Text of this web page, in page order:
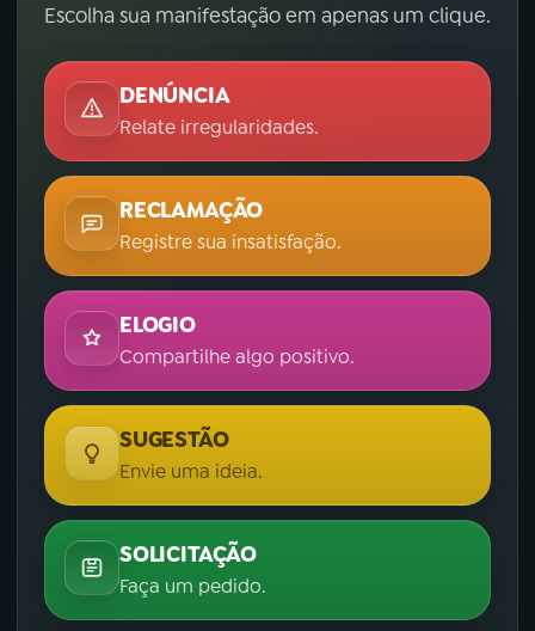
Escolha sua manifestação em apenas um clique.
DENÚNCIA
Relate irregularidades.
RECLAMAÇÃO
Registre sua insatisfação.
ELOGIO
Compartilhe algo positivo.
SUGESTÃO
Envie uma ideia.
SOLICITAÇÃO
Faça um pedido.